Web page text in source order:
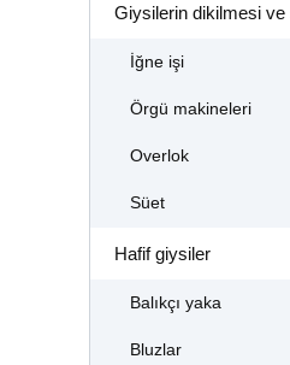
Giysilerin dikilmesi
İğne işi
Örgü makineleri
Overlok
Süet
Hafif giysiler
Balıkçı yaka
Bluzlar